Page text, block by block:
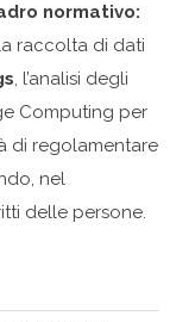
normativo:
raccolta di dati
, l’analisi degli
Computing per
di regolamentare
nel
delle persone.